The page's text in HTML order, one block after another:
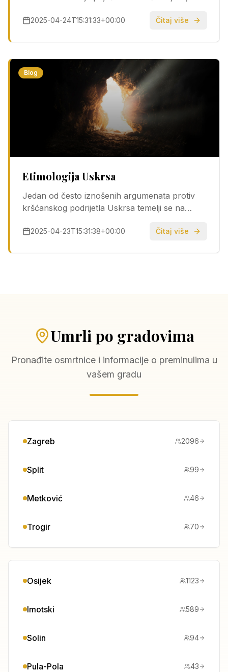
koji uđu u crkvu na uskrsno bdijenje sljedeće
2025-04-24T15:31:33+00:00 Čitaj više
Blog
Etimologija Uskrsa
Jedan od često iznošenih argumenata protiv
kršćanskog podrijetla Uskrsa temelji se na
potječe od imena germanske božice Eostre, što
2025-04-23T15:31:38+00:00 Čitaj više
Umrli po gradovima
Pronađite osmrtnice i informacije o preminulima u
vašem gradu
Zagreb 2096
Split 99
Metković 46
Trogir 70
Osijek 1123
Imotski 589
Solin 94
Pula-Pola 43